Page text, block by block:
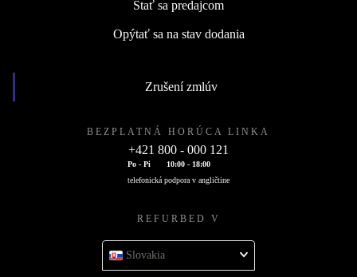
Stať sa predajcom
Opýtať sa na stav dodania
Zrušení zmlúv
BEZPLATNÁ HORÚCA LINKA
+421 800 - 000 121
Po - Pi
10:00 - 18:00
telefonická podpora v angličtine
REFURBED V
Slovakia